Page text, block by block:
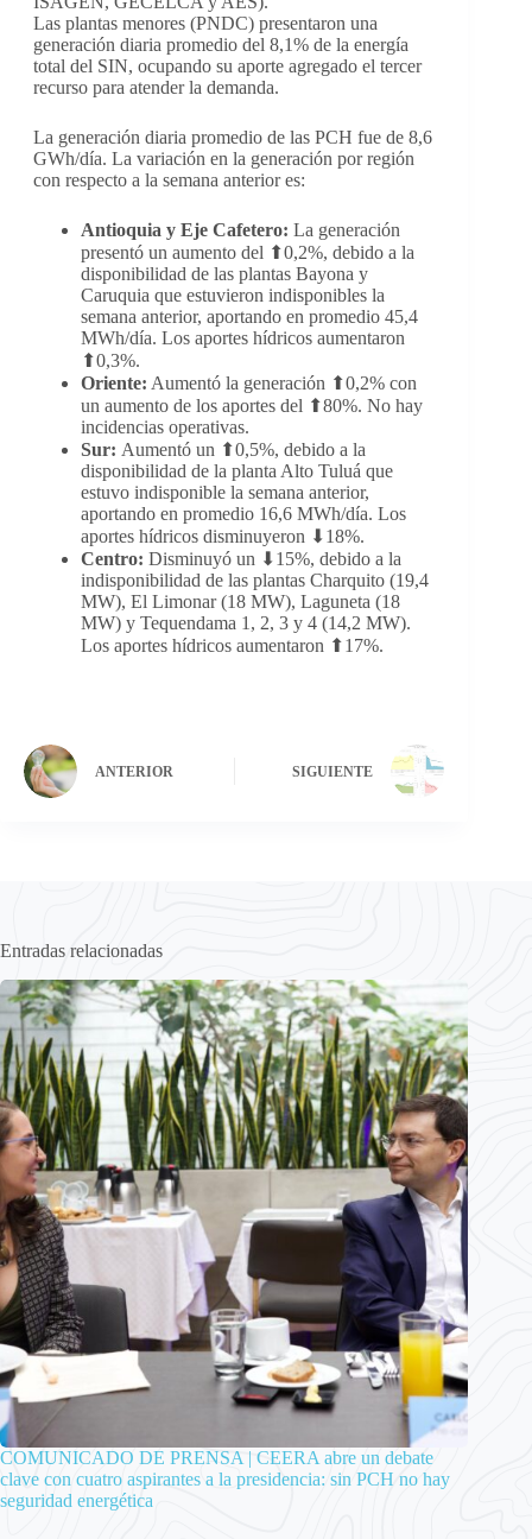
Las plantas menores (PNDC) presentaron una
generación diaria promedio del 8,1% de la energía
total del SIN, ocupando su aporte agregado el tercer
recurso para atender la demanda.
La generación diaria promedio de las PCH fue de 8,6
GWh/día. La variación en la generación por región
con respecto a la semana anterior es:
Antioquia y Eje Cafetero: La generación
presentó un aumento del ⬆0,2%, debido a la
disponibilidad de las plantas Bayona y
Caruquia que estuvieron indisponibles la
semana anterior, aportando en promedio 45,4
MWh/día. Los aportes hídricos aumentaron
⬆0,3%.
Oriente: Aumentó la generación ⬆0,2% con
un aumento de los aportes del ⬆80%. No hay
incidencias operativas.
Sur: Aumentó un ⬆0,5%, debido a la
disponibilidad de la planta Alto Tuluá que
estuvo indisponible la semana anterior,
aportando en promedio 16,6 MWh/día. Los
aportes hídricos disminuyeron ⬇18%.
Centro: Disminuyó un ⬇15%, debido a la
indisponibilidad de las plantas Charquito (19,4
MW), El Limonar (18 MW), Laguneta (18
MW) y Tequendama 1, 2, 3 y 4 (14,2 MW).
Los aportes hídricos aumentaron ⬆17%.
ANTERIOR SIGUIENTE
Entradas relacionadas
COMUNICADO DE PRENSA | CEERA abre un debate
clave con cuatro aspirantes a la presidencia: sin PCH no hay
seguridad energética